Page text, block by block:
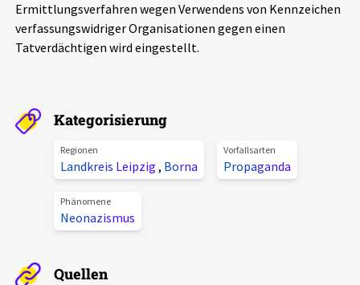
Schlaglichter
Aktuelles
Alle Beiträge
Veranstaltungen
Pressemitteilungen
Über uns
Projektbeschreibung
Kontakt
Unterstützer_innen
Ermittlungsverfahren wegen Verwendens von Kennzeichen
verfassungswidriger Organisationen gegen einen
Tatverdächtigen wird eingestellt.
Kategorisierung
Regionen
Landkreis Leipzig , Borna
Vorfallsarten
Propaganda
Phänomene
Neonazismus
Quellen